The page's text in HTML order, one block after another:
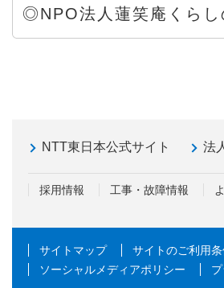
◎NPO法人蓮笑庵くらし
NTT東日本公式サイト 法
採用情報 工事・故障情報
サイトマップ サイトのご利用
ソーシャルメディアポリシー